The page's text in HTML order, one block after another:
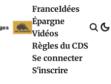
FranceIdées
Épargne
Vidéos
Règles du CDS
Se connecter
S'inscrire